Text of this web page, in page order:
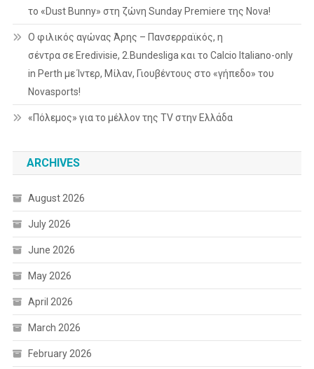
το «Dust Bunny» στη ζώνη Sunday Premiere της Nova!
Ο φιλικός αγώνας Άρης – Πανσερραϊκός, η
σέντρα σε Eredivisie, 2.Bundesliga και το Calcio Italiano-only
in Perth με Ίντερ, Μίλαν, Γιουβέντους στο «γήπεδο» του
Novasports!
«Πόλεμος» για το μέλλον της TV στην Ελλάδα
ARCHIVES
August 2026
July 2026
June 2026
May 2026
April 2026
March 2026
February 2026